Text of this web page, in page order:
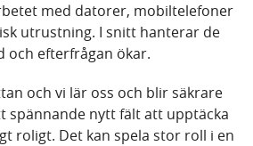
med datorer, mobiltelefoner
utrustning. I snitt hanterar de
och efterfrågan ökar.
och vi lär oss och blir säkrare
spännande nytt fält att upptäcka
roligt. Det kan spela stor roll i en